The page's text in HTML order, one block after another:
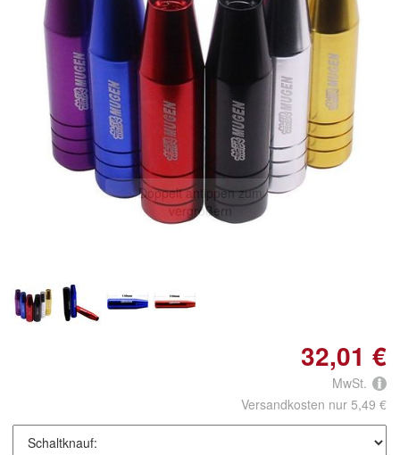
Doppelt antippen zum
vergrößern
32,01 €
MwSt.
Versandkosten nur 5,49 €